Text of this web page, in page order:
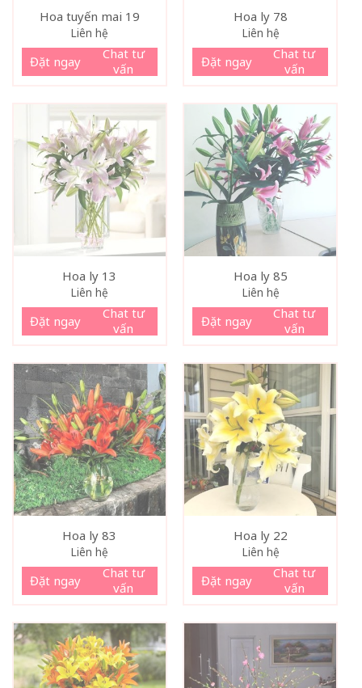
Hoa tuyến mai 19
Liên hệ
Đặt ngay
Chat tư
vấn
Hoa ly 78
Liên hệ
Đặt ngay
Chat tư
vấn
Hoa ly 13
Liên hệ
Đặt ngay
Chat tư
vấn
Hoa ly 85
Liên hệ
Đặt ngay
Chat tư
vấn
Hoa ly 83
Liên hệ
Đặt ngay
Chat tư
vấn
Hoa ly 22
Liên hệ
Đặt ngay
Chat tư
vấn